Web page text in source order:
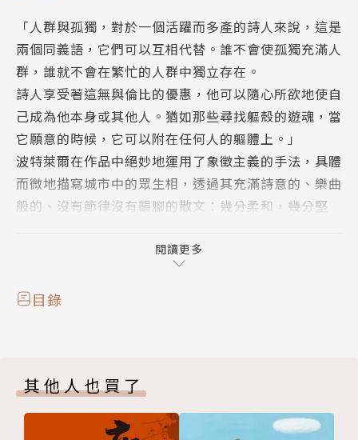
「人群與孤獨，對於一個活躍而多產的詩人來說，這是
兩個同義語，它們可以互相代替。誰不會使孤獨充滿人
群，誰就不會在繁忙的人群中獨立存在。
詩人享受著這無與倫比的優惠，他可以隨心所欲地使自
己成為他本身或其他人。猶如那些尋找軀殼的遊魂，當
它願意的時候，它可以附在任何人的軀體上。」
波特萊爾在作品中絕妙地運用了象徵主義的手法，具體
而微地描寫城市中的眾生相，透過其充滿詩意的、樂曲
般的、沒有節律沒有韻腳的散文：幾分柔和，幾分堅
和城市人的內在心靈世界。
「這還是《惡之花》，但更自由、細膩、辛辣。」
他在此書中通過大家不太注意的小人物、生活瑣事，和
觀點，字裡行間流露出詩人對美好世界的嚮往與對現實
閱讀更多
目錄
其他人也買了